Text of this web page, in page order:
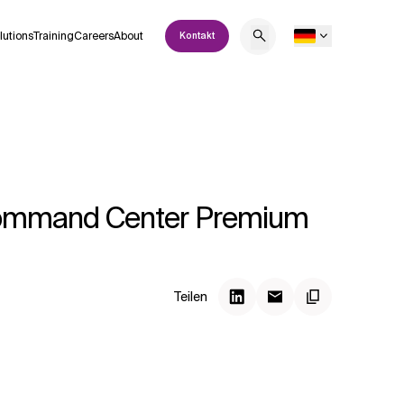
TrainingCareersAbout Kontakt
Center Premium
Teilen